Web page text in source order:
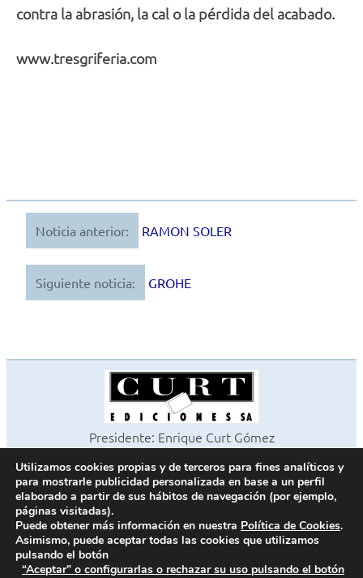
contra la abrasión, la cal o la pérdida del acabado.
www.tresgriferia.com
Navegación
de
entradas
Noticia anterior: RAMON SOLER
Siguiente noticia: GROHE
Presidente: Enrique Curt Gómez
©2026 Revista Cocinas y Baños
Todos los derechos reservados
Paseo de Gracia, 63. 1º 2ª. 08008 Barcelona -
Fax 933 183 505
Utilizamos cookies propias y de terceros para fines analíticos y
para mostrarle publicidad personalizada en base a un perfil
elaborado a partir de sus hábitos de navegación (por ejemplo,
páginas visitadas).
Puede obtener más información en nuestra Política de Cookies.
Asimismo, puede aceptar todas las cookies que utilizamos
pulsando el botón
“Aceptar” o configurarlas o rechazar su uso pulsando el botón